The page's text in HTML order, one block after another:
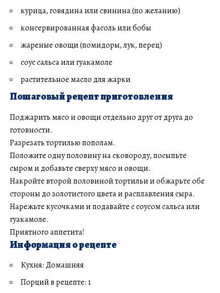
курица, говядина или свинина (по желанию)
консервированная фасоль или бобы
жареные овощи (помидоры, лук, перец)
соус сальса или гуакамоле
растительное масло для жарки
Пошаговый рецепт приготовления
Поджарить мясо и овощи отдельно друг от друга до
готовности.
Разрезать тортилью пополам.
Положите одну половину на сковороду, посыпьте
сыром и добавьте сверху мясо и овощи.
Накройте второй половиной тортильи и обжарьте обе
стороны до золотистого цвета и расплавления сыра.
Нарежьте кусочками и подавайте с соусом сальса или
гуакамоле.
Приятного аппетита!
Информация о рецепте
Кухня: Домашняя
Порций в рецепте: 1